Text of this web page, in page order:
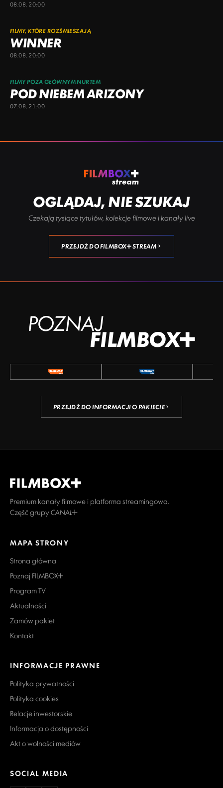
08.08, 20:00
FILMY, KTÓRE ROZŚMIESZAJĄ
WINNER
08.08, 20:00
FILMY POZA GŁÓWNYM NURTEM
POD NIEBEM ARIZONY
07.08, 21:00
OGLĄDAJ, NIE SZUKAJ
Czekają tysiące tytułów, kolekcje filmowe i kanały live
PRZEJDŹ DO FILMBOX+ STREAM
POZNAJ
FILMBOX+
PRZEJDŹ DO INFORMACJI O PAKIECIE
Premium kanały filmowe i platforma streamingowa.
Część grupy CANAL+
MAPA STRONY
Strona główna
Poznaj FILMBOX+
Program TV
Aktualności
Zamów pakiet
Kontakt
INFORMACJE PRAWNE
Polityka prywatności
Polityka cookies
Relacje inwestorskie
Informacja o dostępności
Akt o wolności mediów
SOCIAL MEDIA